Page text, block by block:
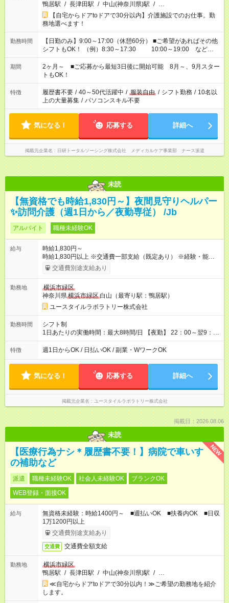
鴨居駅 / 長津田駅 / 中山(神奈川県)駅 / …
【自宅からドアtoドアで30分以内】介護施設でのお仕事。勤
務地選べます！
勤務時間
【日勤のみ】9:00～17:00（休憩60分） ■ご希望があればその他
シフトもOK！ （例）8:30～17:30 10:00～19:00 など
「家族とお休みを合わせたい」 「できれば残業はしたくない」
など、あなたのご希望に沿ったお仕事をご紹介します！ ※Wワ
ーク希望の方へ 今ご覧のお仕事で希望する勤務時間と、もう1つ
のお仕事の勤務時間。 合計で週40時間を超える場合は応募でき
ません
期間
2ヶ月～ ■ご応募から最短3日後に開始可能 8月～、9月スター
トもOK！
特徴 履歴書不要 / 40～50代活躍中 / 服装自由 / シフト勤務 / 10名以
上の大量募集 / パソコンスキル不要
気になる！ 応募する 詳細へ
掲載元企業名 日研トータルソーシング株式会社 メディカルケア事業部 ナース派遣
未読
【無資格でも時給1,830円～】夜間見守りヘルパー
✨訪問介護（週1日から／夜勤専従） /Jb
アルバイト 職種未経験OK
給与
時給1,830円～
時給1,830円以上 ※交通費一部支給（既定あり） ※経験・能力を
考慮して決定します 【収入例】 週1回勤務の場合：1,830円×8時
間×4回=5万8,560円 週3回勤務の場合：1,830円×8時間×12回
月 ※ 雇用形態と給与に、本採用時と異なる部分があります。 雇
用形態：本採用時と同じです。 給与：時給 1,660円以上
交通費別途支給あり
勤務地
横浜市緑区
神奈川県横浜市緑区 白山（最寄り駅：鴨居駅）
ユースタイルラボラトリー株式会社
勤務時間
シフト制
1日あたりの実働時間：最大8時間/日 【夜勤】 22：00～翌9：
00 ※週1日～OK ／ 夜勤専従 ＊＊ 勤務時間例 ＊＊ ■22時か
ら翌7時 ■23時から翌8時 ■24時から翌9時 など ※上記の時間
ます。 ※曜日固定（毎週同じ曜日での勤務となります）
特徴 週1日からOK / 日払いOK / 副業・WワークOK
気になる！ 応募する 詳細へ
掲載元企業名 ユースタイルラボラトリー株式会社
掲載日：2026.08.06
未読
NEW
【医療行為ナシ＊履歴書不要！】病院で車いす
の補助など
派遣 職種未経験OK 社会人未経験OK
ブランクOK
WEB登録・面接OK
給与
無資格未経験：時給1400円～ ■週払いOK ■扶養内OK ■日収
1万1200円以上
交通費別途支給あり
交通費 交通費全額支給
勤務地
横浜市緑区
鴨居駅 / 長津田駅 / 中山(神奈川県)駅 / …
≪自宅からドアtoドアで30分以内！≫ご希望の勤務地を紹介
します。